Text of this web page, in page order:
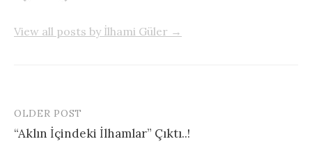
View all posts by İlhami Güler →
Post
navigation
OLDER POST
“Aklın İçindeki İlhamlar” Çıktı..!